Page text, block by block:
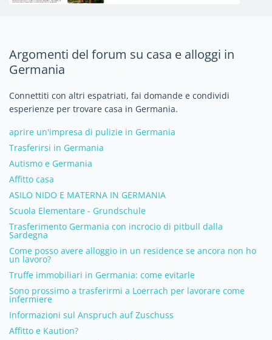
Argomenti del forum su casa e alloggi in
Germania
Connettiti con altri espatriati, fai domande e condividi
esperienze per trovare casa in Germania.
aprire un'impresa di pulizie in Germania
Trasferirsi in Germania
Autismo e Germania
Affitto casa
ASILO NIDO E MATERNA IN GERMANIA
Scuola Elementare - Grundschule
Trasferimento Germania con incrocio di pitbull dalla
Sardegna
Come posso avere alloggio in un residence se ancora non ho
un lavoro?
Truffe immobiliari in Germania: come evitarle
Sono prossimo a trasferirmi a Loerrach per lavorare come
infermiere
Informazioni sul Anspruch auf Zuschuss
Affitto e Kaution?